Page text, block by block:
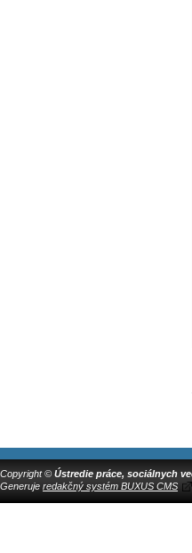
Copyright © Ústredie práce, sociálnych
Generuje redakčný systém BUXUS CMS